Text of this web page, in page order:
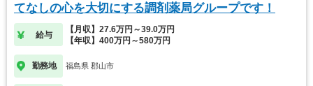
てなしの心を大切にする調剤薬局グループです！
給与
【月収】27.6万円～39.0万円
【年収】400万円～580万円
勤務地 福島県 郡山市